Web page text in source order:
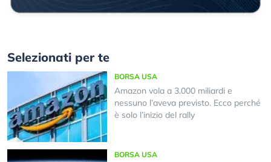
Selezionati per te
BORSA USA
Amazon vola a 3.000 miliardi e
nessuno l’aveva previsto. Ecco perché
è solo l’inizio del rally
BORSA USA